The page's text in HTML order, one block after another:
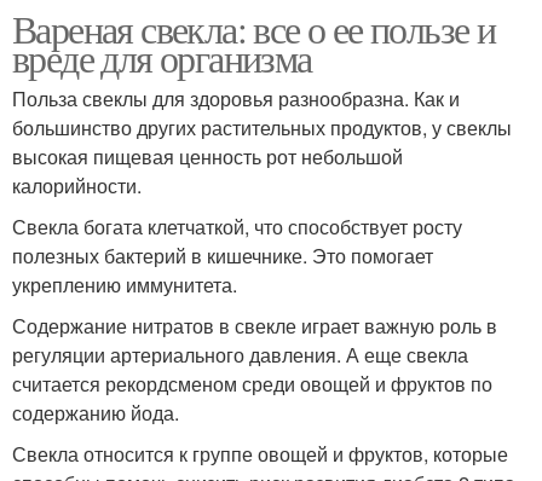
Вареная свекла: все о ее пользе и
вреде для организма
Польза свеклы для здоровья разнообразна. Как и
большинство других растительных продуктов, у свеклы
высокая пищевая ценность рот небольшой
калорийности.
Свекла богата клетчаткой, что способствует росту
полезных бактерий в кишечнике. Это помогает
укреплению иммунитета.
Содержание нитратов в свекле играет важную роль в
регуляции артериального давления. А еще свекла
считается рекордсменом среди овощей и фруктов по
содержанию йода.
Свекла относится к группе овощей и фруктов, которые